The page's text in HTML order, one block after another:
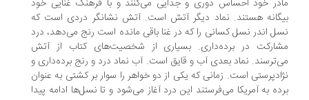
خود احساس دوری و جدایی می­‌کنند و با فرهنگ غنایی خود
هستند. نماد دیگر آتش است. آتش نشانگر دردی است که
اندر نسل کسانی را که در غنا باقی مانده است رنج می­‌دهد، درد
در برده‌­داری. بسیاری از شخصیت­‌های کتاب از آتش
نماد بعدی آب و قایق است. آب نماد درد و رنج برده‌­داری و
است. زمانی که یکی از دو خواهر را سوار بر کشتی به عنوان
به آمریکا می‌­فرستند این درد آغاز می­‌شود و تا نسل­‌ها ادامه پیدا